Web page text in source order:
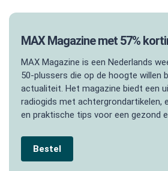
MAX Magazine met 57%
MAX Magazine is een Nederlands
50-plussers die op de hoogte willen
actualiteit. Het magazine biedt een
radiogids met achtergrondartikelen,
en praktische tips voor een gezond
Bestel